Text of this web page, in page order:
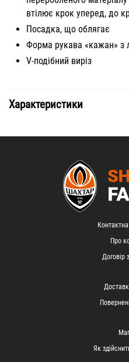
втілює крок уперед, до
Посадка, що облягає
Форма рукава «кажан» з
V-подібний виріз
Характеристики
Про
Договір
Як